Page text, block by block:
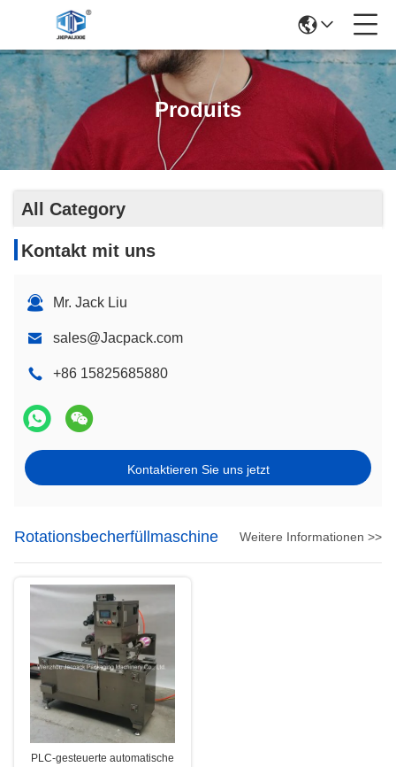
Produits
All Category
Kontakt mit uns
Mr. Jack Liu
sales@Jacpack.com
+86 15825685880
Kontaktieren Sie uns jetzt
Rotationsbecherfüllmaschine Weitere Informationen >>
PLC-gesteuerte automatische